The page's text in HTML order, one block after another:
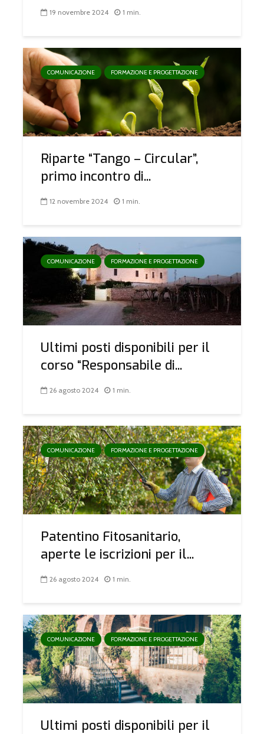
19 novembre 2024 1 min.
COMUNICAZIONE FORMAZIONE E PROGETTAZIONE
Riparte “Tango – Circular”,
primo incontro di...
12 novembre 2024 1 min.
COMUNICAZIONE FORMAZIONE E PROGETTAZIONE
Ultimi posti disponibili per il
corso “Responsabile di...
26 agosto 2024 1 min.
COMUNICAZIONE FORMAZIONE E PROGETTAZIONE
Patentino Fitosanitario,
aperte le iscrizioni per il...
26 agosto 2024 1 min.
COMUNICAZIONE FORMAZIONE E PROGETTAZIONE
Ultimi posti disponibili per il